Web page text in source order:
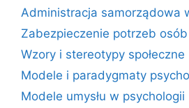
Administracja samorządowa
Zabezpieczenie potrzeb
Wzory i stereotypy społeczne
Modele i paradygmaty
Modele umysłu w psychologii